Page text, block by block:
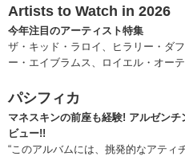
Artists to Watch in 2026
今年注目のアーティスト特集
ザ・キッド・ラロイ、ヒラリー・ダ
ー・エイブラムス、ロイエル・オー
パシフィカ
マネスキンの前座も経験! アルゼン
ビュー!!
“このアルバムには、挑発的なアティ